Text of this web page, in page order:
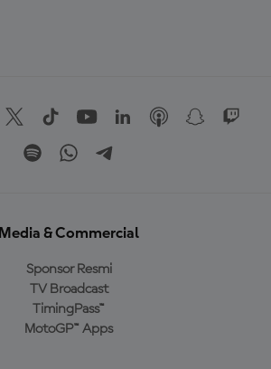
Media & Commercial
Sponsor Resmi
TV Broadcast
TimingPass™
MotoGP™ Apps